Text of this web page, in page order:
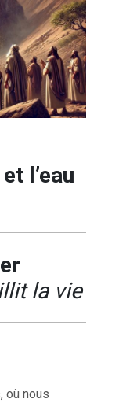
l’eau
la vie
où nous